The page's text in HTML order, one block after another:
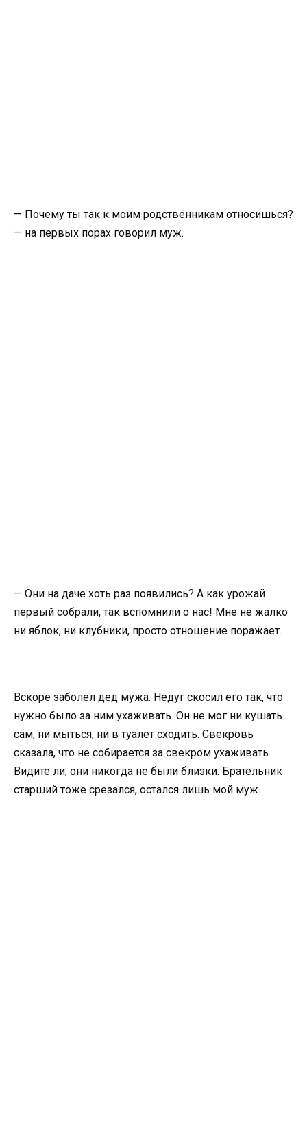
— Почему ты так к моим родственникам относишься?
— на первых порах говорил муж.
— Они на даче хоть раз появились? А как урожай
первый собрали, так вспомнили о нас! Мне не жалко
ни яблок, ни клубники, просто отношение поражает.
Вскоре заболел дед мужа. Недуг скосил его так, что
нужно было за ним ухаживать. Он не мог ни кушать
сам, ни мыться, ни в туалет сходить. Свекровь
сказала, что не собирается за свекром ухаживать.
Видите ли, они никогда не были близки. Брательник
старший тоже срезался, остался лишь мой муж.